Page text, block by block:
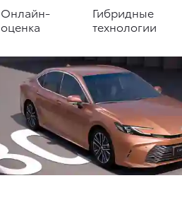
Онлайн-
оценка
Гибридные
технологии